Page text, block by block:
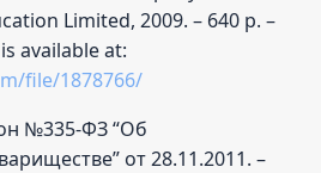
Limited, 2009. – 640 p. –
available at:
file/1878766/
№335-ФЗ “Об
от 28.11.2011. –